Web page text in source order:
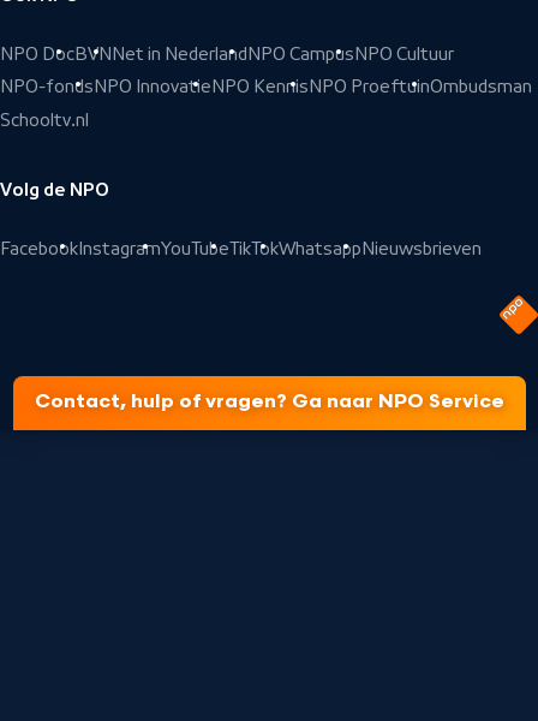
NPO DocBVN Net in Nederland NPO Campus NPO Cultuur
NPO-fonds NPO Innovatie NPO Kennis NPO ProeftuinOmbudsman
Schooltv.nl
Volg de NPO
FacebookInstagramYouTubeTikTokWhatsappNieuwsbrieven
Contact, hulp of vragen? Ga naar NPO Service